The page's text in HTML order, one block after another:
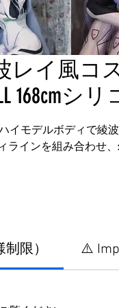
イ風コ
168cmシ
イモデルボディで綾
ラインを組み合わせ
限） ⚠️